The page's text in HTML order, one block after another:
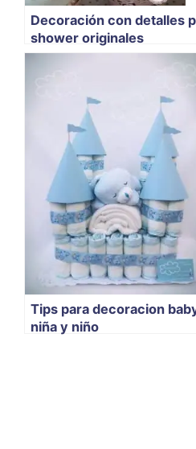
Decoración con detalles
shower originales
Tips para decoracion
niña y niño